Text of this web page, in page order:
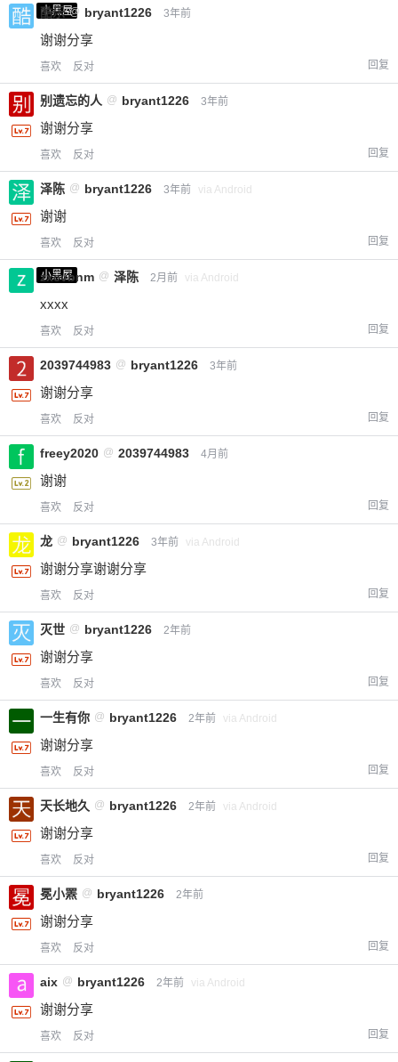
小黑屋
酷乐 @ bryant1226 3年前
谢谢分享
喜欢 反对 回复
别遗忘的人 @ bryant1226 3年前
谢谢分享
喜欢 反对 回复
泽陈 @ bryant1226 3年前 via Android
谢谢
喜欢 反对 回复
小黑屋
zxcvbnm @ 泽陈 2月前 via Android
xxxx
喜欢 反对 回复
2039744983 @ bryant1226 3年前
谢谢分享
喜欢 反对 回复
freey2020 @ 2039744983 4月前
谢谢
喜欢 反对 回复
龙 @ bryant1226 3年前 via Android
谢谢分享谢谢分享
喜欢 反对 回复
灭世 @ bryant1226 2年前
谢谢分享
喜欢 反对 回复
一生有你 @ bryant1226 2年前 via Android
谢谢分享
喜欢 反对 回复
天长地久 @ bryant1226 2年前 via Android
谢谢分享
喜欢 反对 回复
冕小罴 @ bryant1226 2年前
谢谢分享
喜欢 反对 回复
aix @ bryant1226 2年前 via Android
谢谢分享
喜欢 反对 回复